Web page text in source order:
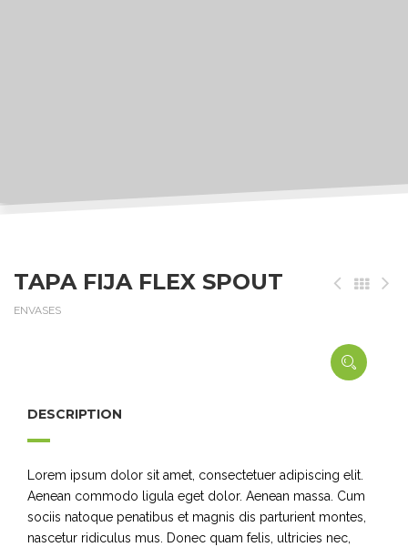
TAPA FIJA FLEX SPOUT
ENVASES
DESCRIPTION
Lorem ipsum dolor sit amet, consectetuer adipiscing elit.
Aenean commodo ligula eget dolor. Aenean massa. Cum
sociis natoque penatibus et magnis dis parturient montes,
nascetur ridiculus mus. Donec quam felis, ultricies nec,